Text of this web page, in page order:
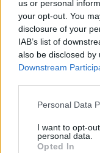
us or personal
your opt-out. You
disclosure of your
IAB’s list of
also be disclosed
Downstream
Personal Data
I want to opt-
personal data.
Opted In